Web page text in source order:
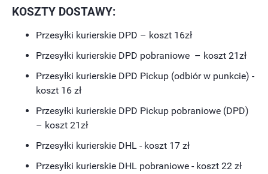
KOSZTY DOSTAWY:
Przesyłki kurierskie DPD – koszt 16zł
Przesyłki kurierskie DPD pobraniowe – koszt 21zł
Przesyłki kurierskie DPD Pickup (odbiór w punkcie) -
koszt 16 zł
Przesyłki kurierskie DPD Pickup pobraniowe (DPD)
– koszt 21zł
Przesyłki kurierskie DHL - koszt 17 zł
Przesyłki kurierskie DHL pobraniowe - koszt 22 zł